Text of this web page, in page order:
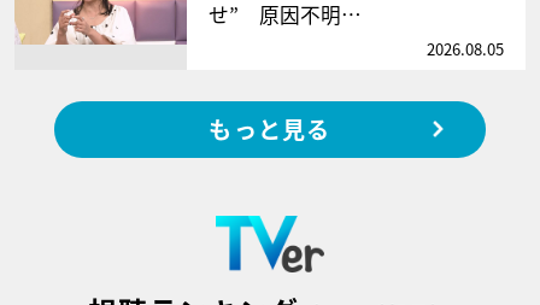
せ” 原因不明…
2026.08.05
もっと見る